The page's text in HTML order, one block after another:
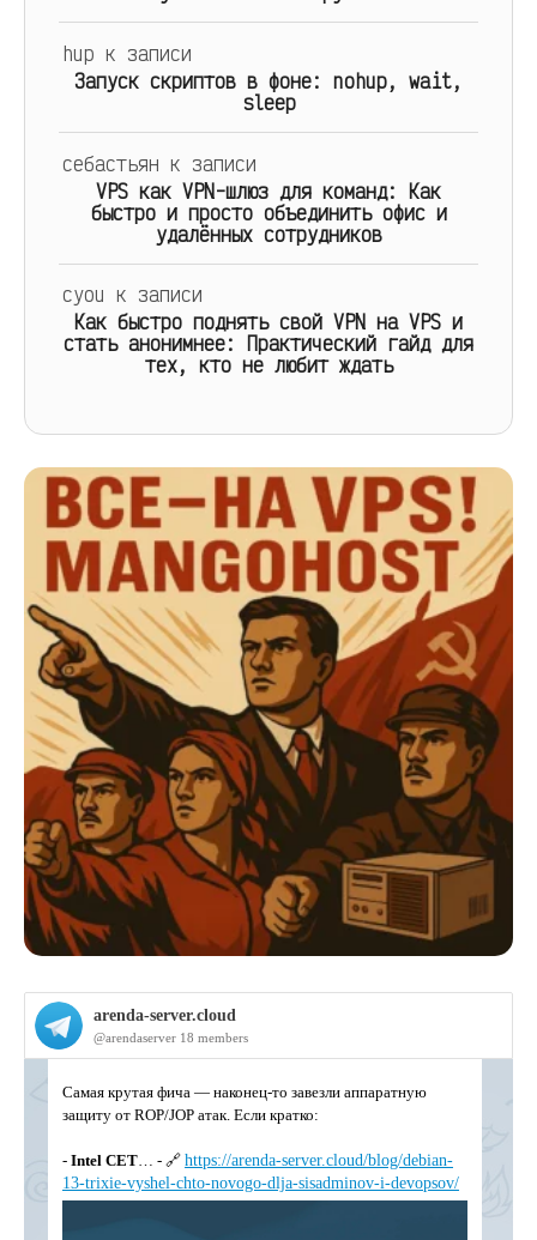
hup к записи
Запуск скриптов в фоне: nohup, wait,
sleep
себастьян к записи
VPS как VPN-шлюз для команд: Как
быстро и просто объединить офис и
удалённых сотрудников
cyou к записи
Как быстро поднять свой VPN на VPS и
стать анонимнее: Практический гайд для
тех, кто не любит ждать